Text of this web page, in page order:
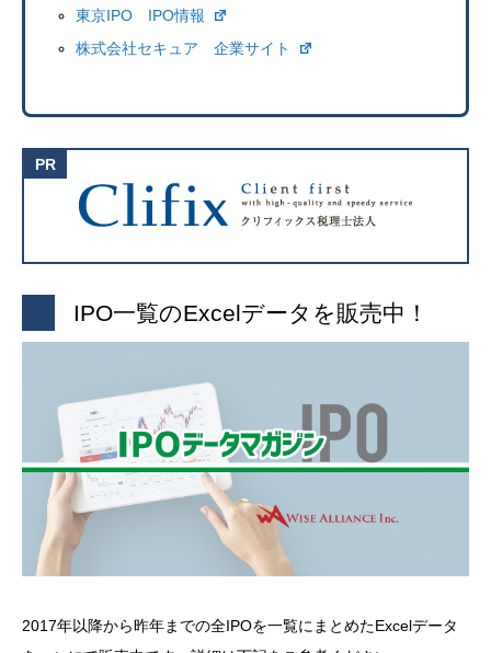
東京IPO IPO情報
株式会社セキュア 企業サイト
IPO一覧のExcelデータを販売中！
2017年以降から昨年までの全IPOを一覧にまとめたExcelデータ